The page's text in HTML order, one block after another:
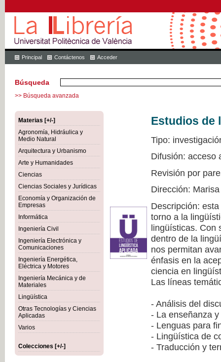
Principal Contáctenos Acceder
Búsqueda
>> Búsqueda avanzada
Materias [+/-]
Agronomía, Hidráulica y
Medio Natural
Arquitectura y Urbanismo
Arte y Humanidades
Ciencias
Ciencias Sociales y Jurídicas
Economía y Organización de
Empresas
Informática
Ingeniería Civil
Ingeniería Electrónica y
Comunicaciones
Ingeniería Energética,
Eléctrica y Motores
Ingeniería Mecánica y de
Materiales
Lingüística
Otras Tecnologías y Ciencias
Aplicadas
Varios
Colecciones [+/-]
Estudios de
Tipo:
Difusión: acceso
Revisión por
Dirección:
Descripción:
torno a la
lingüísticas. Con
dentro de la
nos permitan
énfasis en la
ciencia en
Las líneas
- Análisis del
- La enseñanza
- Lenguas para
- Lingüística de
- Traducción y